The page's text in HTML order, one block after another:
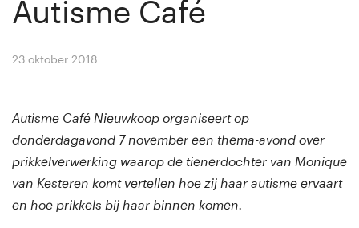
Autisme Café
23 oktober 2018
Autisme Café Nieuwkoop organiseert op
donderdagavond 7 november een thema-avond over
prikkelverwerking waarop de tienerdochter van Monique
van Kesteren komt vertellen hoe zij haar autisme ervaart
en hoe prikkels bij haar binnen komen.